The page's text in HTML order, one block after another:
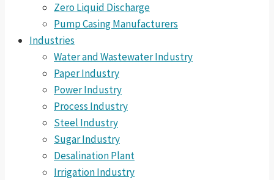
Zero Liquid Discharge
Pump Casing Manufacturers
Industries
Water and Wastewater Industry
Paper Industry
Power Industry
Process Industry
Steel Industry
Sugar Industry
Desalination Plant
Irrigation Industry